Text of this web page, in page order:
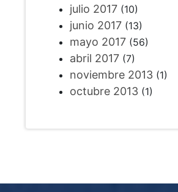
julio 2017(10)
junio 2017(13)
mayo 2017(56)
abril 2017(7)
noviembre 2013(1)
octubre 2013(1)